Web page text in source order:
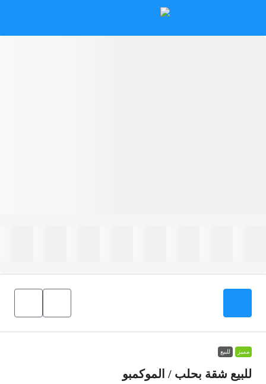
مميز للبيع
للبيع شقة بحلب / الموكمبو